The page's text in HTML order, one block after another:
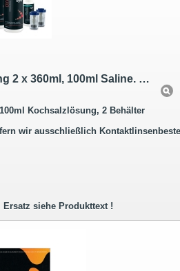
eye2 Oxy Peroxidlösung 2 x 360ml, 100ml Saline. Wird nicht mehr hergestellt.
Kochsalzlösung, 2 Behälter
wir ausschließlich
siehe Produkttext !